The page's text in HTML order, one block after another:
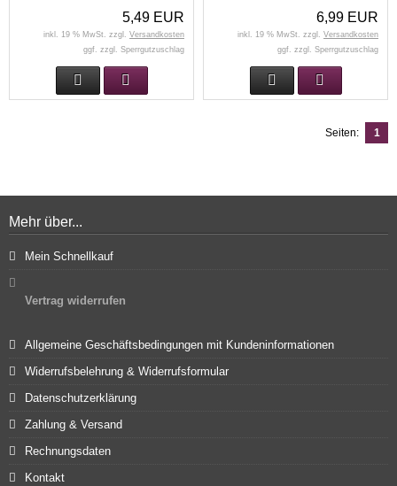
5,49 EUR
inkl. 19 % MwSt. zzgl. Versandkosten
ggf. zzgl. Sperrgutzuschlag
6,99 EUR
inkl. 19 % MwSt. zzgl. Versandkosten
ggf. zzgl. Sperrgutzuschlag
Seiten: 1
Mehr über...
Mein Schnellkauf
Vertrag widerrufen
Allgemeine Geschäftsbedingungen mit Kundeninformationen
Widerrufsbelehrung & Widerrufsformular
Datenschutzerklärung
Zahlung & Versand
Rechnungsdaten
Kontakt